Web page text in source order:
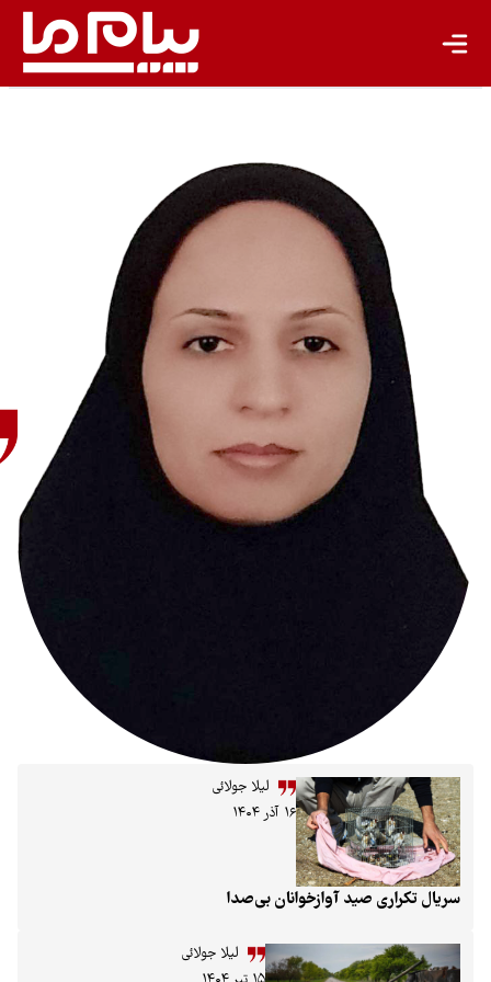
کارشناس
محیط
زیست
لیلا جولائی
۱۶ آذر ۱۴۰۴
آوازخوانان بی‌صدا
لیلا جولائی